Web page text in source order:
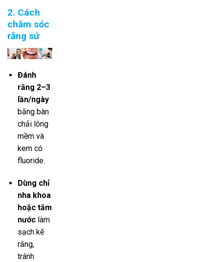
2. Cách
chăm sóc
răng sứ
Đánh
răng 2–3
lần/ngày
bằng bàn
chải lông
mềm và
kem có
fluoride.
Dùng chỉ
nha khoa
hoặc tăm
nướclàm
sạch kẽ
răng,
tránh